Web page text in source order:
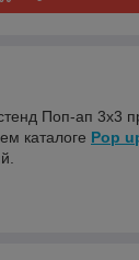
Поп-ап 3x3
каталоге Pop